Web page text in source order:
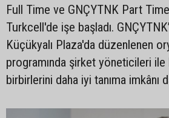
Full Time ve GNÇYTNK Part
Turkcell'de işe başladı.
Küçükyalı Plaza'da düzenlenen
programında şirket yöneticileri
birbirlerini daha iyi tanıma imkânı